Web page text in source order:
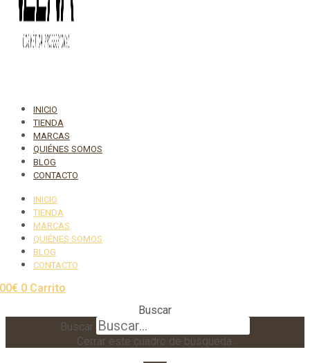
INICIO
TIENDA
MARCAS
QUIÉNES SOMOS
BLOG
CONTACTO
INICIO
TIENDA
MARCAS
QUIÉNES SOMOS
BLOG
CONTACTO
€ 0 Carrito
Buscar
Buscar
Cerrar este cuadro de búsqueda.